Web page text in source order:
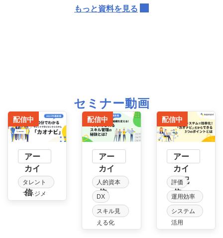
もっと資料を見る
セミナー動画
配信中
アー
カイ
ブ配
信
タレント
マネジメ
配信中
アー
カイ
ブ配
信
人的資本
経営
DX
スキル見
える化
配信中
アー
カイ
ブ配
信
評価
運用効率
化
システム
活用